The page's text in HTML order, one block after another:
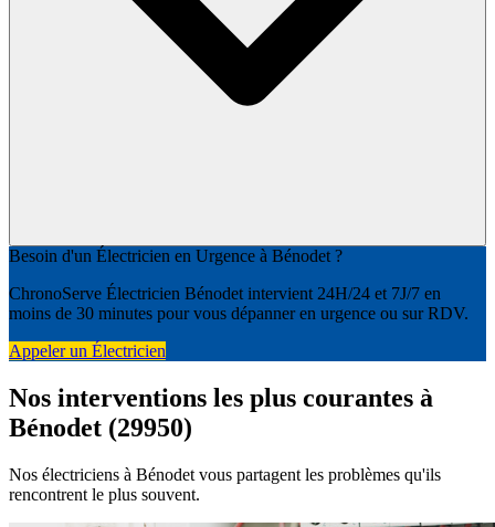
Besoin d'un Électricien en Urgence à Bénodet ?
ChronoServe Électricien Bénodet intervient 24H/24 et 7J/7 en
moins de 30 minutes pour vous dépanner en urgence ou sur RDV.
Appeler un Électricien
Nos interventions les plus courantes à
Bénodet (29950)
Nos électriciens à Bénodet vous partagent les problèmes qu'ils
rencontrent le plus souvent.